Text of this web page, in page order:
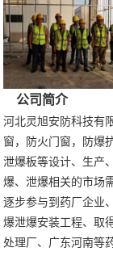
公司简介
河北灵旭安防科技有
窗，防火门窗，防爆
泄爆板等设计、生产
爆、泄爆相关的市场
逐步参与到药厂企业
爆泄爆安装工程、取
处理厂、广东河南等